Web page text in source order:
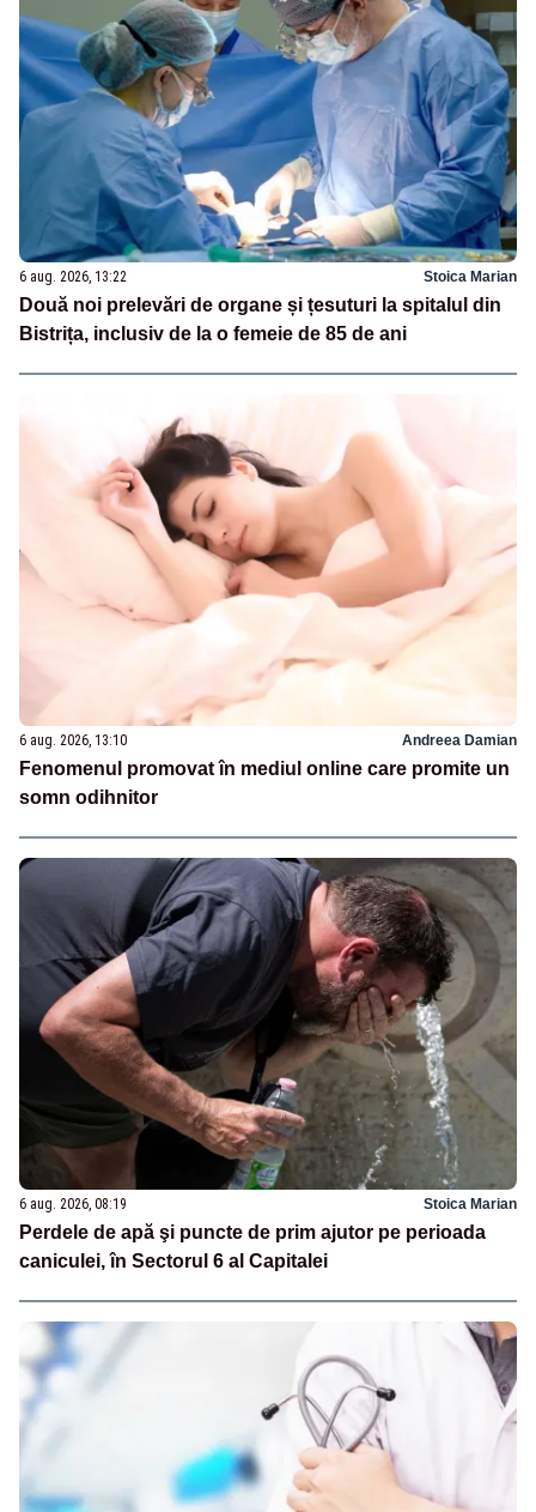
6 aug. 2026, 13:22 Stoica Marian
Două noi prelevări de organe și țesuturi la spitalul din
Bistrița, inclusiv de la o femeie de 85 de ani
6 aug. 2026, 13:10 Andreea Damian
Fenomenul promovat în mediul online care promite un
somn odihnitor
6 aug. 2026, 08:19 Stoica Marian
Perdele de apă şi puncte de prim ajutor pe perioada
caniculei, în Sectorul 6 al Capitalei